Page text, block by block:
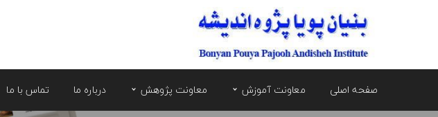
صفحه اصلی معاونت آموزش معاونت پژوهش درباره ما تماس با ما